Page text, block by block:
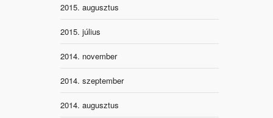
2015. augusztus
2015. július
2014. november
2014. szeptember
2014. augusztus